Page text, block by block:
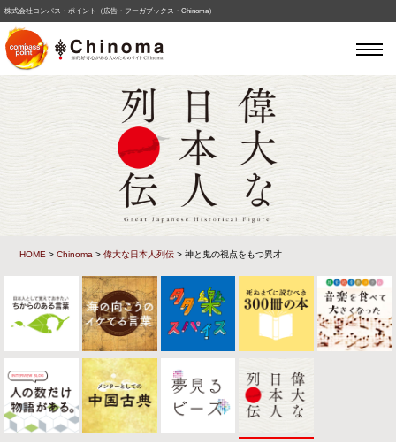
株式会社コンパス・ポイント（広告・フーガブックス・Chinoma）
HOME >Chinoma >偉大な日本人列伝 > 神と鬼の視点をもつ異才